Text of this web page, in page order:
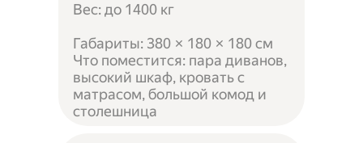
Вес: до 1400 кг
Габариты: 380 × 180 × 180 см
Что поместится: пара диванов,
высокий шкаф, кровать с
матрасом, большой комод и
столешница